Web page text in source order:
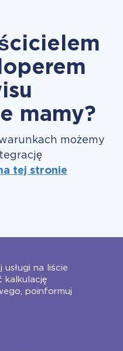
mamy?
możemy
tej stronie
usługi na liście
kalkulację
poinformuj